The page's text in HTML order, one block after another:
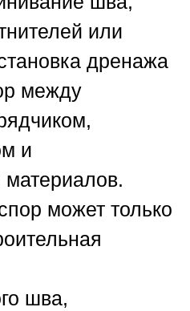
или
дренажа
между
и
материалов.
может только
шва,